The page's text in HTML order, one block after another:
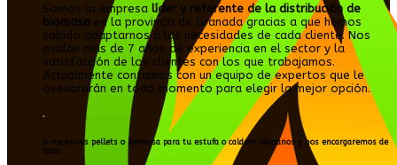
Somos la empresa líder y referente de la distribución de
biomasa en la provincia de Granada gracias a que hemos
sabido adaptarnos a las necesidades de cada cliente. Nos
avalan más de 7 años de experiencia en el sector y la
satisfacción de los clientes con los que trabajamos.
Actualmente contamos con un equipo de expertos que le
asesorarán en todo momento para elegir la mejor opción.
.
Si necesitas pellets o biomasa para tu estufa o caldera llámanos y nos encargaremos de
todo.